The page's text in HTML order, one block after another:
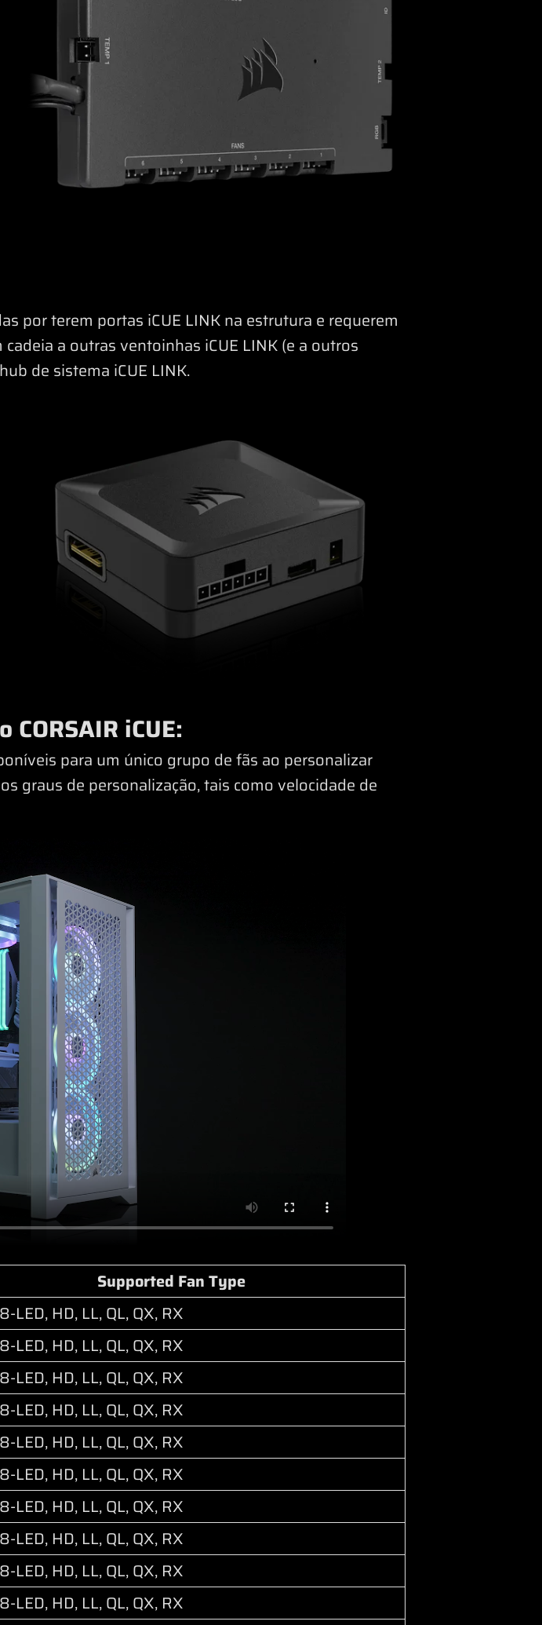
por terem portas iCUE LINK na estrutura e requerem
a outras ventoinhas iCUE LINK (e a outros
de sistema iCUE LINK.
iCUE:
para um único grupo de fãs ao personalizar
graus de personalização, tais como velocidade de
Supported Fan Type
LED, HD, LL, QL, QX, RX
LED, HD, LL, QL, QX, RX
LED, HD, LL, QL, QX, RX
LED, HD, LL, QL, QX, RX
LED, HD, LL, QL, QX, RX
LED, HD, LL, QL, QX, RX
LED, HD, LL, QL, QX, RX
LED, HD, LL, QL, QX, RX
LED, HD, LL, QL, QX, RX
LED, HD, LL, QL, QX, RX